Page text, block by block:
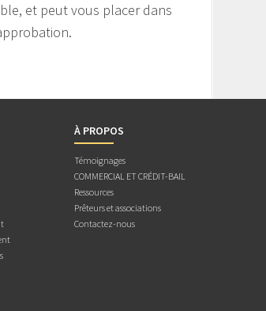
et peut vous placer dans
À PROPOS
Témoignages
COMMERCIAL ET CRÉDIT-BAIL
Ressources
Prêteurs et associations
Contactez-nous